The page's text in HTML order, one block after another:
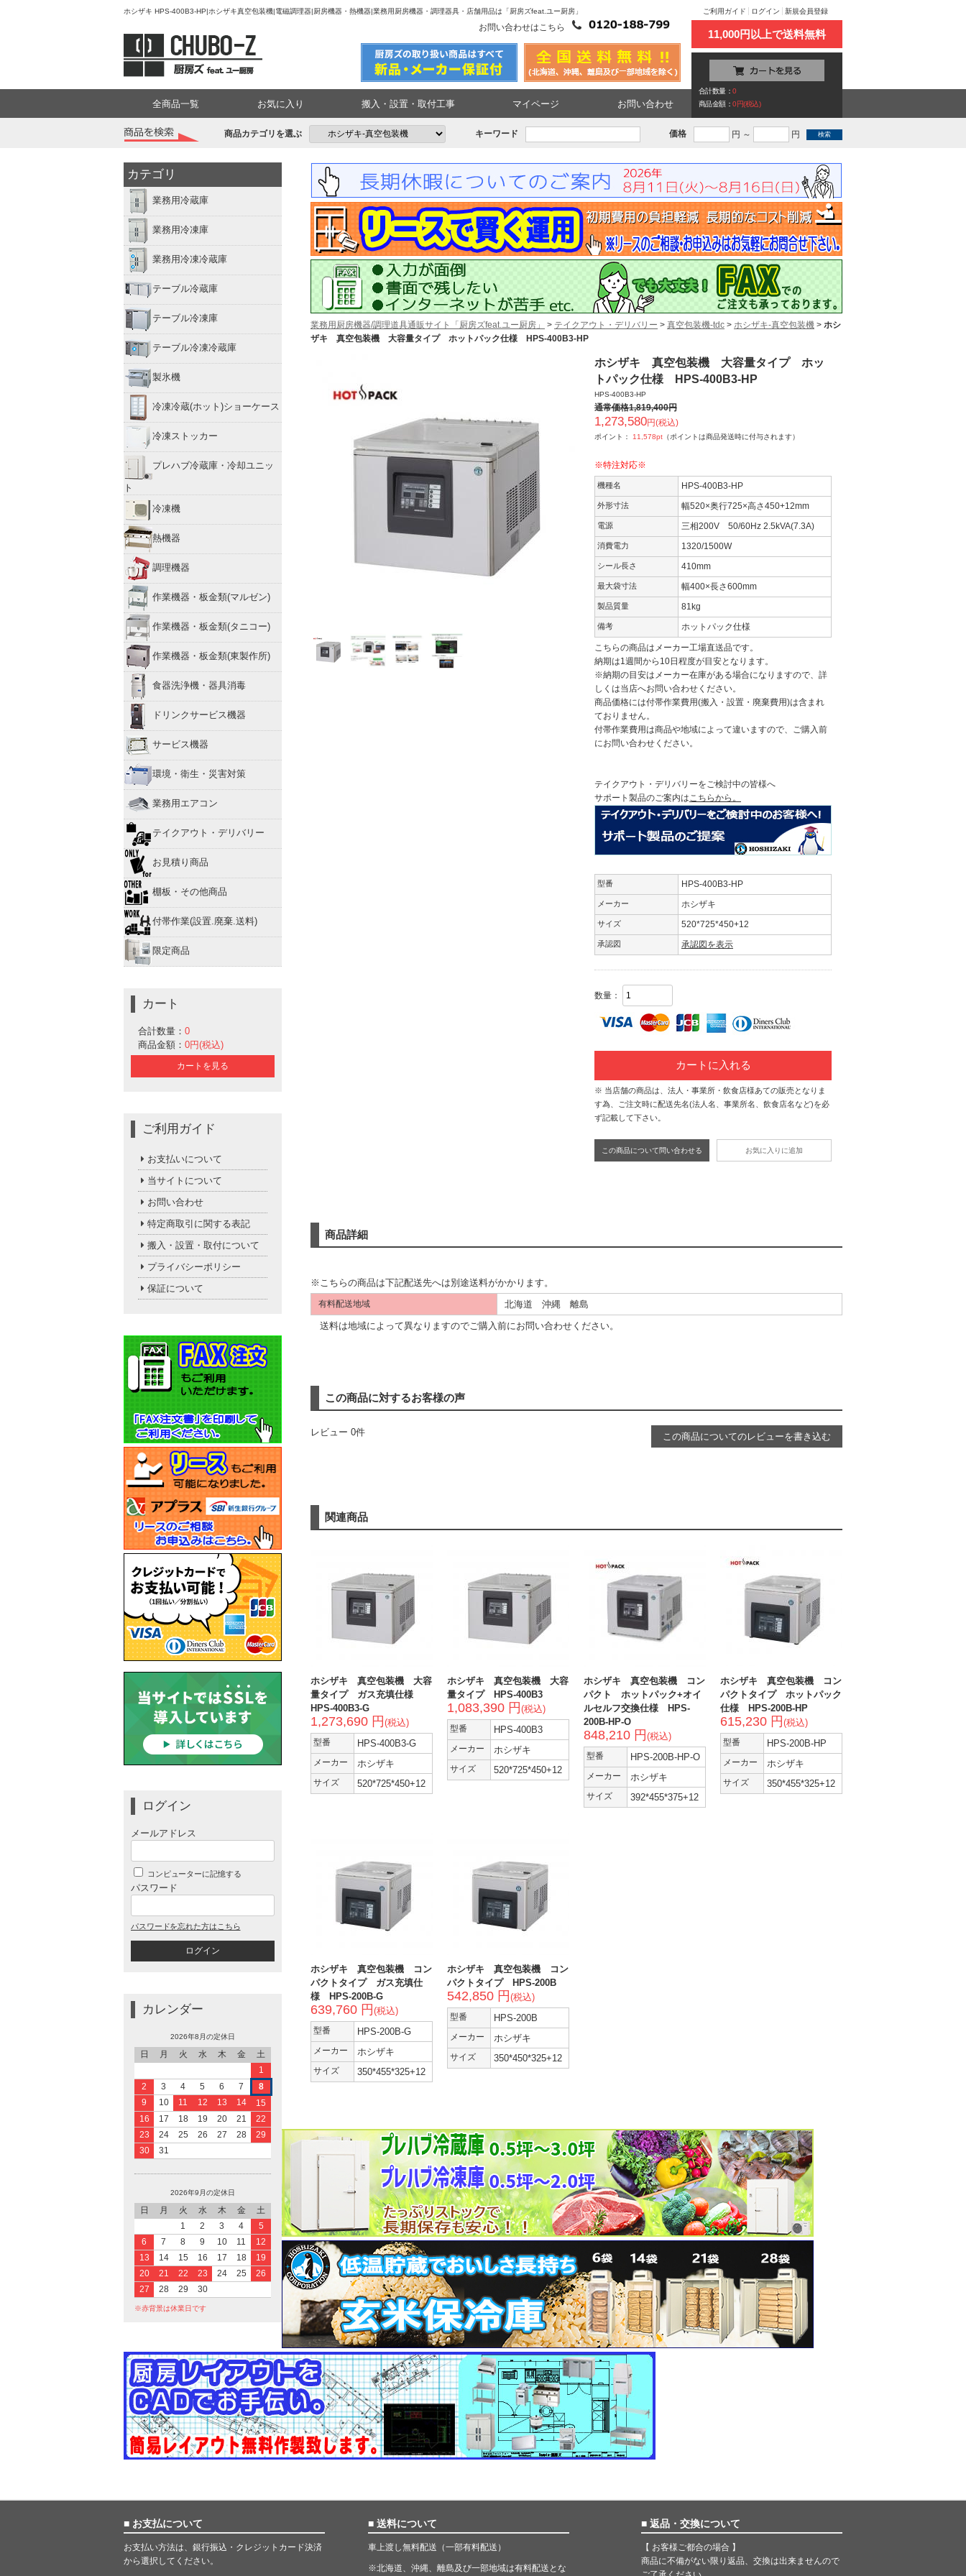
ホシザキ HPS-400B3-HP|ホシザキ真空包装機|電磁調理器|厨房機器・熱機器|業務用厨房機器・調理器具・店舗用品は「厨房ズfeat.ユー厨房」
お問い合わせはこちら
ご利用ガイド ログイン 新規会員登録
11,000円以上で送料無料
合計数量：0
商品金額：0円(税込)
全商品一覧 お気に入り 搬入・設置・取付工事 マイページ お問い合わせ
商品カテゴリを選ぶ キーワード 価格 円 ～ 円
カテゴリ
業務用冷蔵庫
業務用冷凍庫
業務用冷凍冷蔵庫
テーブル冷蔵庫
テーブル冷凍庫
テーブル冷凍冷蔵庫
製氷機
冷凍冷蔵(ホット)ショーケース
冷凍ストッカー
プレハブ冷蔵庫・冷却ユニッ
ト
冷凍機
熱機器
調理機器
作業機器・板金類(マルゼン)
作業機器・板金類(タニコー)
作業機器・板金類(東製作所)
食器洗浄機・器具消毒
ドリンクサービス機器
サービス機器
環境・衛生・災害対策
業務用エアコン
テイクアウト・デリバリー
お見積り商品
棚板・その他商品
付帯作業(設置.廃棄.送料)
限定商品
カート
合計数量： 0
商品金額： 0円(税込)
カートを見る
ご利用ガイド
お支払いについて
当サイトについて
お問い合わせ
特定商取引に関する表記
搬入・設置・取付について
プライバシーポリシー
保証について
ログイン
メールアドレス
コンピューターに記憶する
パスワード
パスワードを忘れた方はこちら
カレンダー
2026年8月の定休日
日 月 火 水 木 金
土
1
2
3 4 5 6 7
8
9
10 11 12 13 14
15
16
17 18 19 20 21
22
23
24 25 26 27 28
29
30
31
2026年9月の定休日
日 月 火 水 木 金
土
1
2 3 4
5
6
7 8 9 10 11
12
13
14 15 16 17 18
19
20
21 22 23 24 25
26
27
28 29 30
※赤背景は休業日です
業務用厨房機器/調理道具通販サイト「厨房ズfeat.ユー厨房」 > テイクアウト・デリバリー > 真空包装機-tdc > ホシザキ-真空包装機 > ホシ
ザキ 真空包装機 大容量タイプ ホットパック仕様 HPS-400B3-HP
ホシザキ 真空包装機 大容量タイプ ホッ
トパック仕様 HPS-400B3-HP
HPS-400B3-HP
通常価格1,819,400円
1,273,580円(税込)
ポイント： 11,578pt （ポイントは商品発送時に付与されます）
※特注対応※
機種名 HPS-400B3-HP
外形寸法 幅520×奥行725×高さ450+12mm
電源 三相200V 50/60Hz 2.5kVA(7.3A)
消費電力 1320/1500W
シール長さ 410mm
最大袋寸法 幅400×長さ600mm
製品質量 81kg
備考 ホットパック仕様
こちらの商品はメーカー工場直送品です。
納期は1週間から10日程度が目安となります。
※納期の目安はメーカー在庫がある場合になりますので、詳
しくは当店へお問い合わせください。
商品価格には付帯作業費用(搬入・設置・廃棄費用)は含まれ
ておりません。
付帯作業費用は商品や地域によって違いますので、ご購入前
にお問い合わせください。
テイクアウト・デリバリーをご検討中の皆様へ
サポート製品のご案内はこちらから。
型番 HPS-400B3-HP
メーカー ホシザキ
サイズ 520*725*450+12
承認図 承認図を表示
数量：
カートに入れる
※ 当店舗の商品は、法人・事業所・飲食店様あての販売となりま
す為、ご注文時に配送先名(法人名、事業所名、飲食店名など)を必
ず記載して下さい。
この商品について問い合わせる お気に入りに追加
商品詳細
※こちらの商品は下記配送先へは別途送料がかかります。
有料配送地域
北海道 沖縄 離島
送料は地域によって異なりますのでご購入前にお問い合わせください。
この商品に対するお客様の声
レビュー 0件 この商品についてのレビューを書き込む
関連商品
ホシザキ 真空包装機 大容
量タイプ ガス充填仕様
HPS-400B3-G
1,273,690 円 (税込)
型番 HPS-400B3-G
メーカー ホシザキ
サイズ 520*725*450+12
ホシザキ 真空包装機 大容
量タイプ HPS-400B3
1,083,390 円 (税込)
型番 HPS-400B3
メーカー ホシザキ
サイズ 520*725*450+12
ホシザキ 真空包装機 コン
パクト ホットパック+オイ
ルセルフ交換仕様 HPS-
200B-HP-O
848,210 円 (税込)
型番 HPS-200B-HP-O
メーカー ホシザキ
サイズ 392*455*375+12
ホシザキ 真空包装機 コン
パクトタイプ ホットパック
仕様 HPS-200B-HP
615,230 円 (税込)
型番 HPS-200B-HP
メーカー ホシザキ
サイズ 350*455*325+12
ホシザキ 真空包装機 コン
パクトタイプ ガス充填仕
様 HPS-200B-G
639,760 円 (税込)
型番 HPS-200B-G
メーカー ホシザキ
サイズ 350*455*325+12
ホシザキ 真空包装機 コン
パクトタイプ HPS-200B
542,850 円 (税込)
型番 HPS-200B
メーカー ホシザキ
サイズ 350*450*325+12
■ お支払について
お支払い方法は、銀行振込・クレジットカード決済
から選択してください。
■ 送料について
車上渡し無料配送（一部有料配送）
※北海道、沖縄、離島及び一部地域は有料配送とな
■ 返品・交換について
【 お客様ご都合の場合 】
商品に不備がない限り返品、交換は出来ませんので